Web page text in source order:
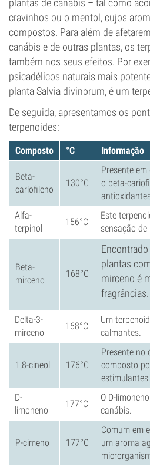
plantas de canábis – tal como
cravinhos ou o mentol, cujos
compostos. Para além de
canábis e de outras plantas, os
também nos seus efeitos. Por
psicadélicos naturais mais
planta Salvia divinorum, é um
De seguida, apresentamos os
terpenoides:
Composto °C Informação
Beta-
cariofileno
130°C
Presente
o beta-
Alfa-
terpinol
156°C
Este
sensação
Beta-
mirceno
168°C
plantas
mirceno é
fragrâncias.
Delta-3-
mirceno
168°C
Um
calmantes.
1,8-cineol 176°C
Presente no
composto
estimulantes.
D-
limoneno
177°C
O D-
canábis.
P-cimeno 177°C
Comum em
um aroma